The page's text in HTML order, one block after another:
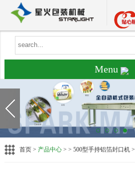
Menu
首页> 产品中心> > 500型手持铝箔封口机 >